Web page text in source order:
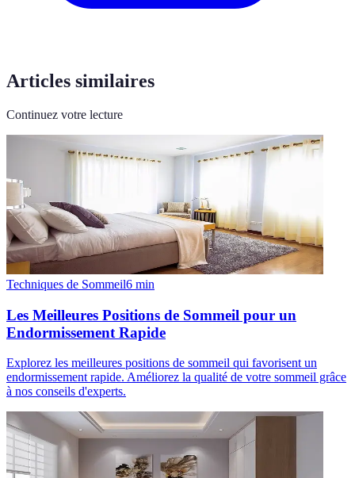
Articles similaires
Continuez votre lecture
Techniques de Sommeil6 min
Les Meilleures Positions de Sommeil pour un
Endormissement Rapide
Explorez les meilleures positions de sommeil qui favorisent un
endormissement rapide. Améliorez la qualité de votre sommeil grâce
à nos conseils d'experts.